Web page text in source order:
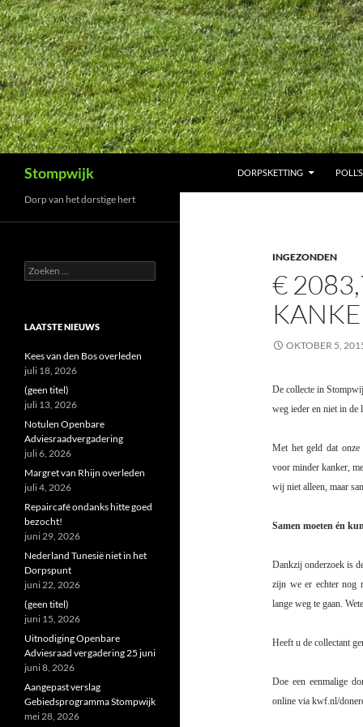
Ga
naar
de
inhoud
Stompwijk DORPSKETTING POLL’S
INGEZONDEN
€
OKTOBER 5,
De collecte in
weg ieder en niet in de
Met het geld dat onze
voor minder kanker,
wij niet alleen, maar
Samen moeten én
Dankzij onderzoek is
zijn we er echter nog
lange weg te gaan.
Heeft u de collectant
Doe een eenmalige
online via kwf.nl/
Dorp van het dorstige hert
Zoeken
naar:
LAATSTE NIEUWS
Kees van den Bos overleden
juli 18, 2026
(geen titel)
juli 13, 2026
Notulen Openbare
Adviesraadvergadering
juli 6, 2026
Margret van Rhijn overleden
juli 4, 2026
Repaircafé ondanks hitte goed
bezocht!
juni 29, 2026
Nederland Tunesië niet in het
Dorpspunt
juni 22, 2026
(geen titel)
juni 15, 2026
Uitnodiging Openbare
Adviesraad vergadering 25 juni
juni 8, 2026
Aangepast verslag
Gebiedsprogramma Stompwijk
mei 28, 2026